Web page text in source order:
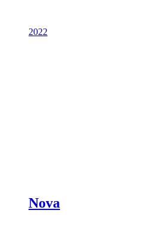
2022
Nova